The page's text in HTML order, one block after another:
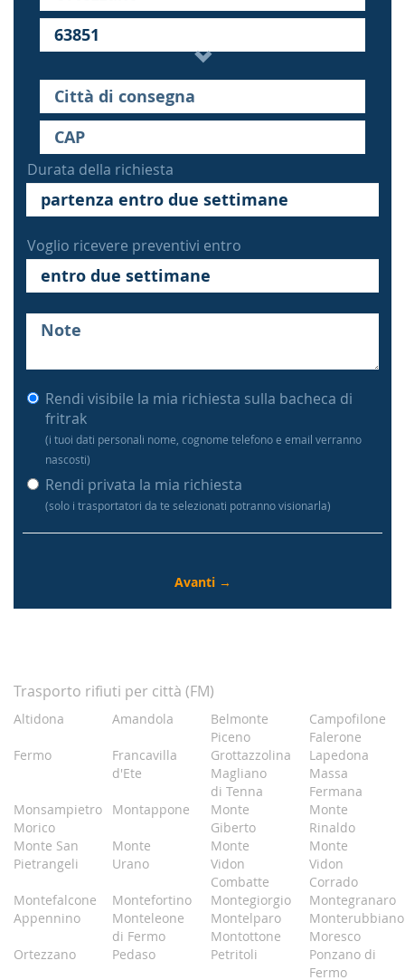
Durata della richiesta
Voglio ricevere preventivi entro
Rendi visibile la mia richiesta sulla bacheca di
fritrak
(i tuoi dati personali nome, cognome telefono e email verranno
nascosti)
Rendi privata la mia richiesta
(solo i trasportatori da te selezionati potranno visionarla)
Trasporto rifiuti per città (FM)
Altidona Amandola
Belmonte
Piceno
Campofilone
Falerone
Fermo
Francavilla
d'Ete
Grottazzolina
Lapedona
Magliano
di Tenna
Massa
Fermana
Monsampietro
Morico
Montappone
Monte
Giberto
Monte
Rinaldo
Monte San
Pietrangeli
Monte
Urano
Monte
Vidon
Combatte
Monte
Vidon
Corrado
Montefalcone
Appennino
Montefortino Montegiorgio
Montegranaro
Monteleone
di Fermo
Montelparo
Monterubbiano
Montottone
Moresco
Ortezzano
Pedaso Petritoli
Ponzano di
Fermo